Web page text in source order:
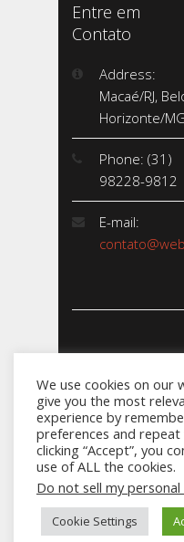
Entre em
Contato
Address:
Macaé/RJ,
Horizonte/MG
Phone: (31)
98228-9812
E-mail:
Webadesign -
CNPJ:
We use cookies on our
give you the most
experience by
preferences and repeat
clicking “Accept”, you
use of ALL the cookies.
Do not sell my
Cookie Settings